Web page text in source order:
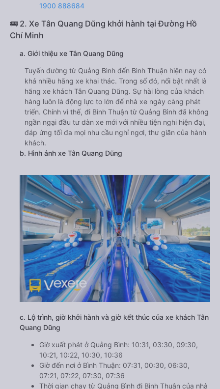
1900 888684
🚌 2. Xe Tân Quang Dũng khởi hành tại Đường Hồ
Chí Minh
a. Giới thiệu xe Tân Quang Dũng
Tuyến đường từ Quảng Bình đến Bình Thuận hiện nay có
khá nhiều hãng xe khai thác. Trong số đó, nổi bật nhất là
hãng xe khách Tân Quang Dũng. Sự hài lòng của khách
hàng luôn là động lực to lớn để nhà xe ngày càng phát
triển. Chính vì thế, đi Bình Thuận từ Quảng Bình đã không
ngần ngại đầu tư dàn xe mới với nhiều tiện nghi hiện đại,
đáp ứng tối đa mọi nhu cầu nghỉ ngơi, thư giãn của hành
khách.
b. Hình ảnh xe Tân Quang Dũng
c. Lộ trình, giờ khởi hành và giờ kết thúc của xe khách Tân
Quang Dũng
Giờ xuất phát ở Quảng Bình: 10:31, 03:30, 09:30,
10:21, 10:22, 10:30, 10:36
Giờ đến nơi ở Bình Thuận: 07:31, 00:30, 06:30,
07:21, 07:22, 07:30, 07:36
Thời gian chạy từ Quảng Bình đi Bình Thuận của nhà